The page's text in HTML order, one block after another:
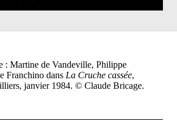
: Martine de Vandeville, Philippe
Franchino dans La Cruche cassée,
janvier 1984. © Claude Bricage.